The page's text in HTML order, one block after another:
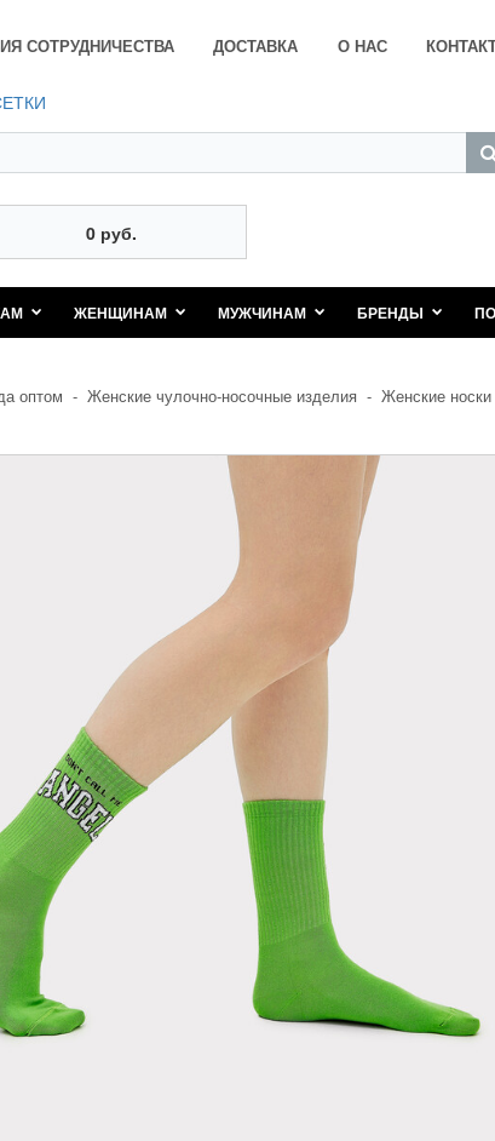
СОТРУДНИЧЕСТВА ДОСТАВКА О НАС
0 руб.
ЖЕНЩИНАМ МУЖЧИНАМ БРЕНДЫ
оптом - Женские чулочно-носочные изделия - Женские носки